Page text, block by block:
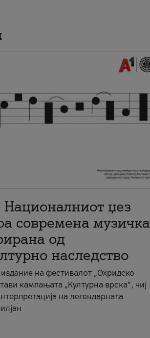
џез
современа музичка
од
наследство
на фестивалот „Охридско
кампањата „Културна врска“, чиј
на легендарната